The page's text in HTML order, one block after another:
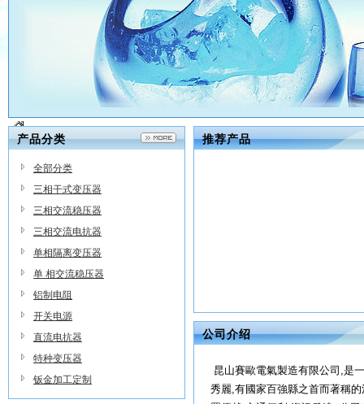
产品分类
全部分类
三相干式变压器
三相交流稳压器
三相交流电抗器
单相隔离变压器
单 相交流稳压器
铝制电阻
开关电源
直流电抗器
特种变压器
钣金加工定制
推荐产品
公司介绍
昆山賽歐電氣製造有限公司,是
秀麗,有國家百強縣之首而著稱